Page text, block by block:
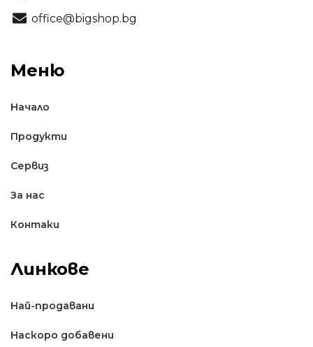
office@bigshop.bg
Меню
Начало
Продукти
Сервиз
За нас
Контаки
Линкове
Най-продавани
Наскоро добавени